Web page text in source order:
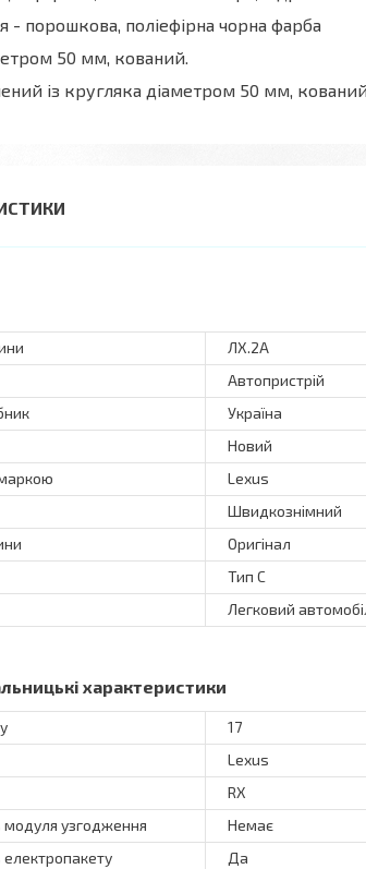
- порошкова, поліефірна чорна фарба
50 мм, кований.
із кругляка діаметром 50 мм,
ЛХ.2А
Автопристрій
Україна
Новий
маркою
Lexus
Швидкознімний
Оригінал
Тип C
Легковий
характеристики
17
Lexus
RX
модуля узгодження
Немає
електропакету
Да